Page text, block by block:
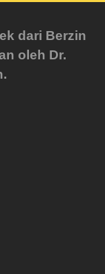
dari Berzin
oleh Dr.